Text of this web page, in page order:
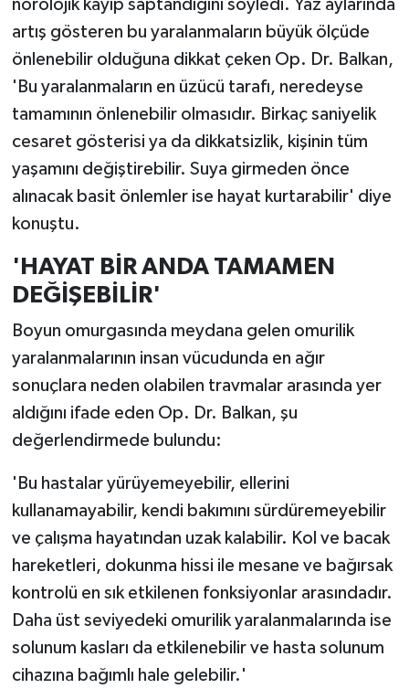
nörolojik kayıp saptandığını söyledi. Yaz aylarında
artış gösteren bu yaralanmaların büyük ölçüde
önlenebilir olduğuna dikkat çeken Op. Dr. Balkan,
'Bu yaralanmaların en üzücü tarafı, neredeyse
tamamının önlenebilir olmasıdır. Birkaç saniyelik
cesaret gösterisi ya da dikkatsizlik, kişinin tüm
yaşamını değiştirebilir. Suya girmeden önce
alınacak basit önlemler ise hayat kurtarabilir' diye
konuştu.
'HAYAT BİR ANDA TAMAMEN
DEĞİŞEBİLİR'
Boyun omurgasında meydana gelen omurilik
yaralanmalarının insan vücudunda en ağır
sonuçlara neden olabilen travmalar arasında yer
aldığını ifade eden Op. Dr. Balkan, şu
değerlendirmede bulundu:
'Bu hastalar yürüyemeyebilir, ellerini
kullanamayabilir, kendi bakımını sürdüremeyebilir
ve çalışma hayatından uzak kalabilir. Kol ve bacak
hareketleri, dokunma hissi ile mesane ve bağırsak
kontrolü en sık etkilenen fonksiyonlar arasındadır.
Daha üst seviyedeki omurilik yaralanmalarında ise
solunum kasları da etkilenebilir ve hasta solunum
cihazına bağımlı hale gelebilir.'